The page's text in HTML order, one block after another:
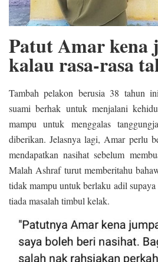
Patut Amar kena
kalau rasa-rasa
Tambah pelakon berusia 38 tahun
suami berhak untuk menjalani
mampu untuk menggalas
diberikan. Jelasnya lagi, Amar perlu
mendapatkan nasihat sebelum
Malah Ashraf turut memberitahu
tidak mampu untuk berlaku adil
tiada masalah timbul kelak.